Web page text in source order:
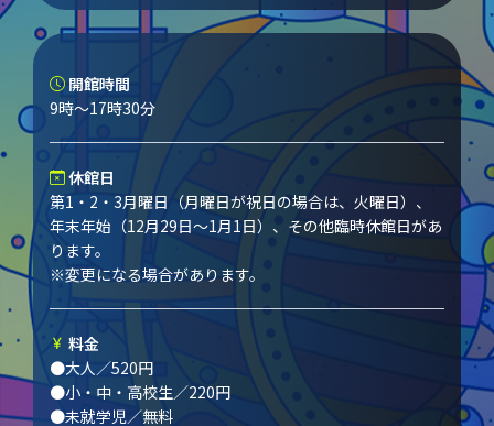
開館時間
9時～17時30分
休館日
第1・2・3月曜日（月曜日が祝日の場合は、火曜日）、
年末年始（12月29日～1月1日）、その他臨時休館日があ
ります。
※変更になる場合があります。
料金
●大人／520円
●小・中・高校生／220円
●未就学児／無料